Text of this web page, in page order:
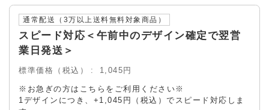
通常配送（3万以上送料無料対象商品）
スピード対応＜午前中のデザイン確定で翌営
業日発送＞
標準価格（税込） 1,045円
※お急ぎの方はこちらをご利用ください※
1デザインにつき、+1,045円（税込）でスピード対応しま